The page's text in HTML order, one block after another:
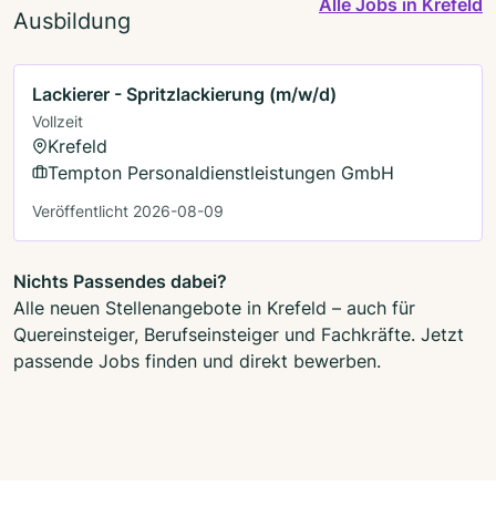
Ausbildung
Lackierer - Spritzlackierung (m/w/d)
Vollzeit
Krefeld
Tempton Personaldienstleistungen GmbH
Veröffentlicht 2026-08-09
Nichts Passendes dabei?
Alle neuen Stellenangebote in Krefeld – auch für
Quereinsteiger, Berufseinsteiger und Fachkräfte. Jetzt
passende Jobs finden und direkt bewerben.